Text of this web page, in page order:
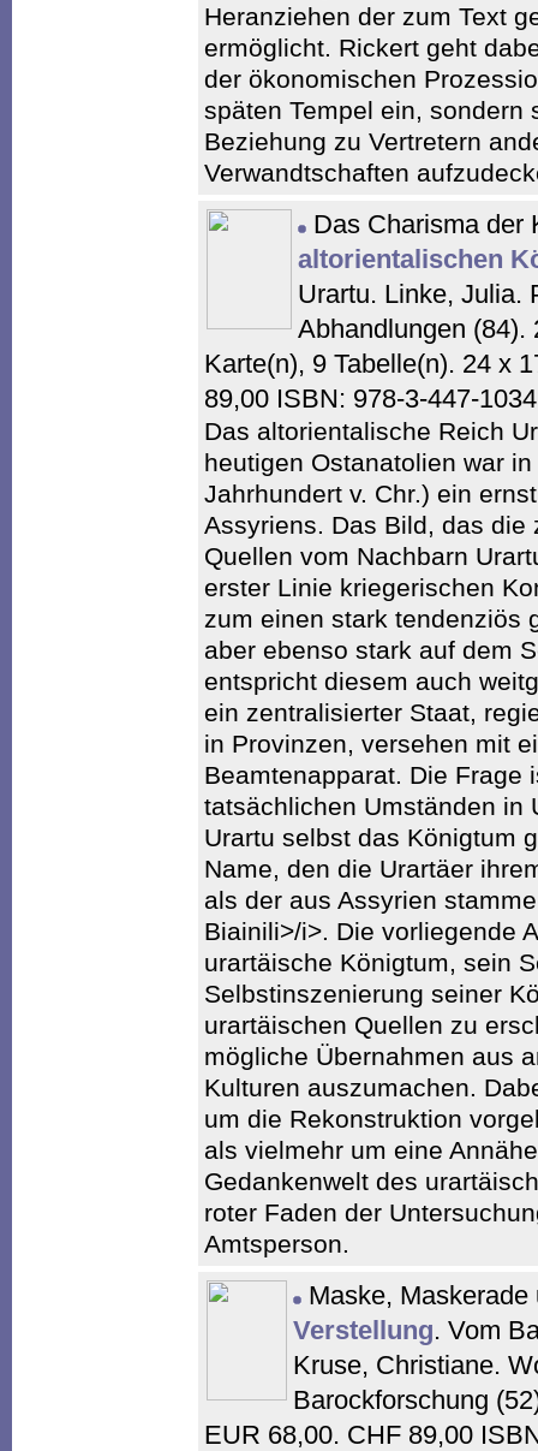
Heranziehen der zum Text
ermöglicht. Rickert geht
der ökonomischen
späten Tempel ein, sondern
Beziehung zu Vertretern
Verwandtschaften
Das Charisma der
altorientalischen
Urartu. Linke, Julia.
Abhandlungen (84).
Karte(n), 9 Tabelle(n). 24 x
89,00 ISBN: 978-3-447-
Das altorientalische Reich
heutigen Ostanatolien war
Jahrhundert v. Chr.) ein
Assyriens. Das Bild, das
Quellen vom Nachbarn
erster Linie kriegerischen
zum einen stark tendenziös
aber ebenso stark auf dem
entspricht diesem auch
ein zentralisierter Staat,
in Provinzen, versehen mit
Beamtenapparat. Die Frage
tatsächlichen Umständen in
Urartu selbst das Königtum
Name, den die Urartäer
als der aus Assyrien
Biainili>/i>. Die vorliegende
urartäische Königtum, sein
Selbstinszenierung seiner
urartäischen Quellen zu
mögliche Übernahmen aus
Kulturen auszumachen.
um die Rekonstruktion
als vielmehr um eine
Gedankenwelt des
roter Faden der
Amtsperson.
Maske,
Verstellung. Vom
Kruse, Christiane.
Barockforschung
EUR 68,00. CHF 89,00